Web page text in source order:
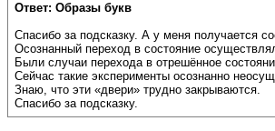
Ответ: Образы букв
Спасибо за подсказку. А у меня получается
Осознанный переход в состояние
Были случаи перехода в отрешённое
Сейчас такие эксперименты осознанно
Знаю, что эти «двери» трудно закрываются.
Спасибо за подсказку.